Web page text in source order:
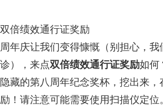
双倍绩效通行证奖励
周年庆让我们变得慷慨（别担心，
诊），来点双倍绩效通行证奖励如何
隐藏的第八周年纪念奖杯，挖出来
励！请注意可能需要使用扫描仪定位。